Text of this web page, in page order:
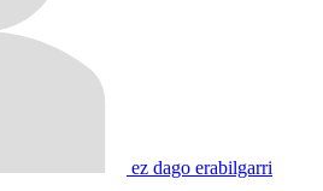
ez dago erabilgarri